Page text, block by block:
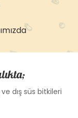
dış süs bitkileri